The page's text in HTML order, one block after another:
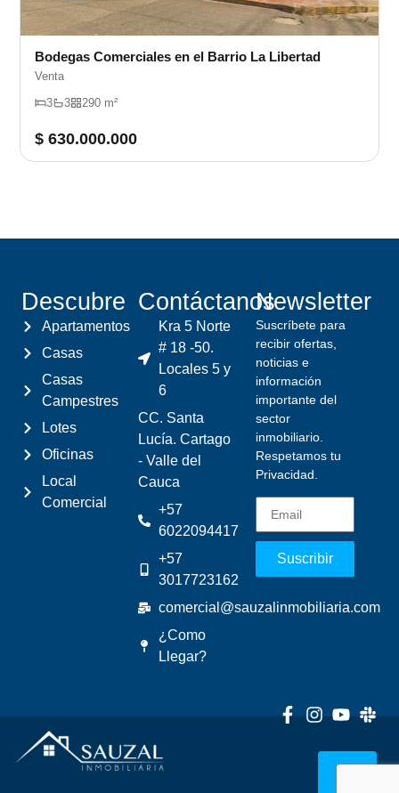
Bodegas Comerciales en el Barrio La Libertad
Venta
3 3 290 m²
$ 630.000.000
Descubre
Apartamentos
Casas
Casas
Campestres
Lotes
Oficinas
Local
Comercial
Contáctanos
Kra 5 Norte
# 18 -50.
Locales 5 y
6
CC. Santa
Lucía. Cartago
- Valle del
Cauca
+57
6022094417
+57
3017723162
comercial@sauzalinmobiliaria.com
¿Como
Llegar?
Newsletter
Suscríbete para
recibir ofertas,
noticias e
información
importante del
sector
inmobiliario.
Respetamos tu
Privacidad.
Suscribir